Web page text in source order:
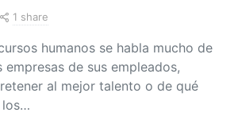
1 share
humanos se habla mucho de
empresas de sus empleados,
al mejor talento o de qué
los…